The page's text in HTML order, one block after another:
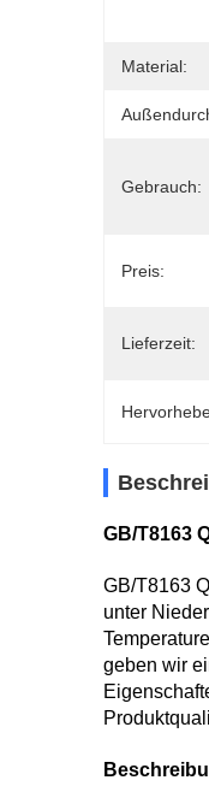
Material:
Gebrauch:
Preis:
Lieferzeit:
GB/T8163
GB/T8163
unter
geben wir